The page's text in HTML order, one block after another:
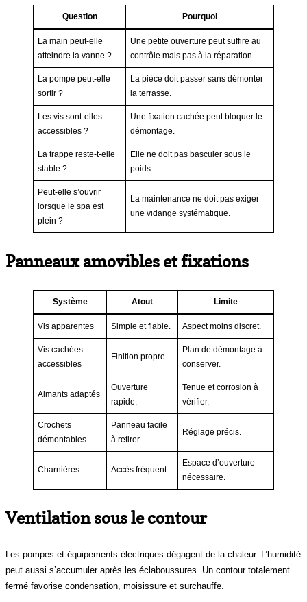
Question Pourquoi
La main peut-elle
atteindre la vanne ?
Une petite ouverture peut suffire au
contrôle mais pas à la réparation.
La pompe peut-elle
sortir ?
La pièce doit passer sans démonter
la terrasse.
Les vis sont-elles
accessibles ?
Une fixation cachée peut bloquer le
démontage.
La trappe reste-t-elle
stable ?
Elle ne doit pas basculer sous le
poids.
Peut-elle s’ouvrir
lorsque le spa est
plein ?
La maintenance ne doit pas exiger
une vidange systématique.
Panneaux amovibles et fixations
Système Atout Limite
Vis apparentes Simple et fiable. Aspect moins discret.
Vis cachées
accessibles
Finition propre.
Plan de démontage à
conserver.
Aimants adaptés
Ouverture
rapide.
Tenue et corrosion à
vérifier.
Crochets
démontables
Panneau facile
à retirer.
Réglage précis.
Charnières Accès fréquent.
Espace d’ouverture
nécessaire.
Ventilation sous le contour
Les pompes et équipements électriques dégagent de la chaleur. L’humidité
peut aussi s’accumuler après les éclaboussures. Un contour totalement
fermé favorise condensation, moisissure et surchauffe.